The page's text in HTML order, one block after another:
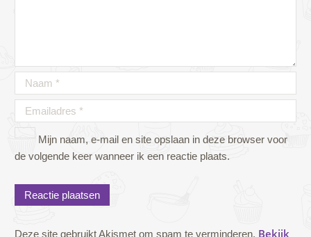
Mijn naam, e-mail en site opslaan in deze browser voor
de volgende keer wanneer ik een reactie plaats.
Deze site gebruikt Akismet om spam te verminderen. Bekijk